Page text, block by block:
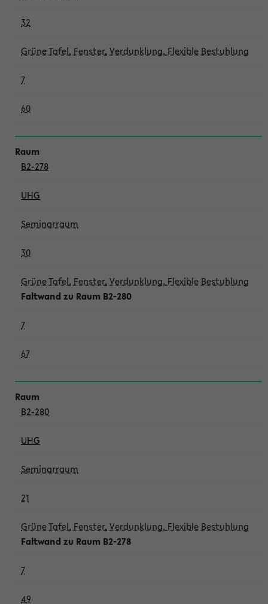
32
Grüne Tafel, Fenster, Verdunklung, Flexible Bestuhlung
7
60
B2-278
UHG
Seminarraum
30
Grüne Tafel, Fenster, Verdunklung, Flexible Bestuhlung
Faltwand zu Raum B2-280
7
67
B2-280
UHG
Seminarraum
21
Grüne Tafel, Fenster, Verdunklung, Flexible Bestuhlung
Faltwand zu Raum B2-278
7
49